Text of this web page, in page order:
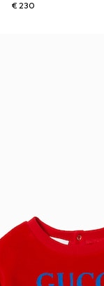
€ 230